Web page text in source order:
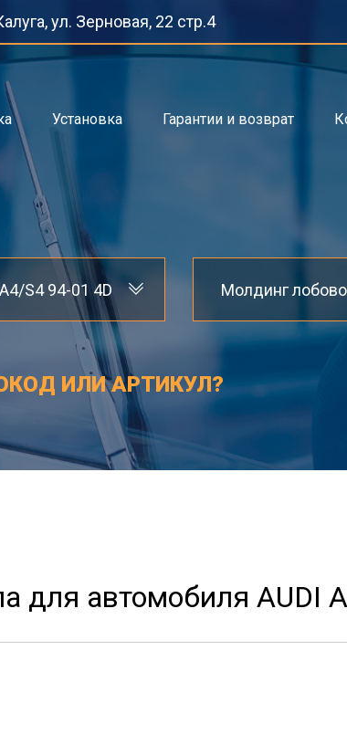
ул. Зерновая, 22 стр.4
Установка Гарантии и возврат
S4 94-01 4D
ИЛИ АРТИКУЛ?
для автомобиля AUDI